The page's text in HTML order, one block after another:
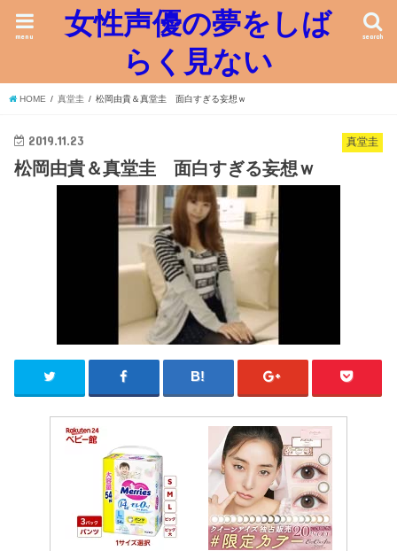
女性声優の夢をしば
らく見ない
search
menu
HOME 真堂圭 松岡由貴＆真堂圭 面白すぎる妄想ｗ
真堂圭
2019.11.23
松岡由貴＆真堂圭 面白すぎる妄想ｗ